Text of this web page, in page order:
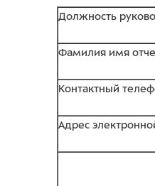
Должность
Фамилия имя
Контактный
Адрес